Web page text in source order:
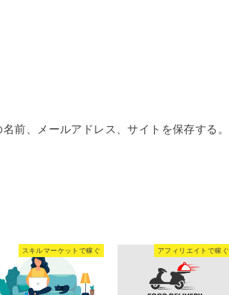
前、メールアドレス、サイトを保存する。
スキルマーケットで稼ぐ アフィリエイトで稼ぐ